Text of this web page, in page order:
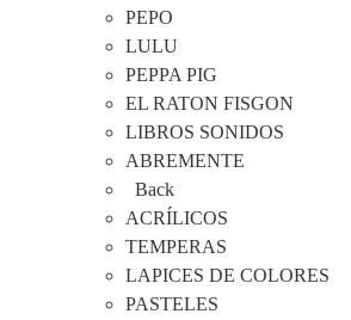
PEPO
LULU
PEPPA PIG
EL RATON FISGON
LIBROS SONIDOS
ABREMENTE
Back
ACRÍLICOS
TEMPERAS
LAPICES DE COLORES
PASTELES